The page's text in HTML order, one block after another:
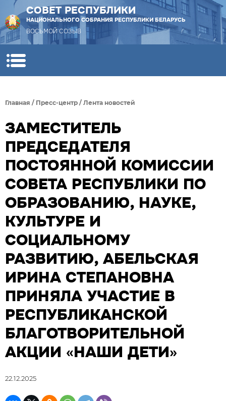
СОВЕТ РЕСПУБЛИКИ
НАЦИОНАЛЬНОГО СОБРАНИЯ РЕСПУБЛИКИ БЕЛАРУСЬ
ВОСЬМОЙ СОЗЫВ
Главная / Пресс-центр / Лента новостей
ЗАМЕСТИТЕЛЬ
ПРЕДСЕДАТЕЛЯ
ПОСТОЯННОЙ КОМИССИИ
СОВЕТА РЕСПУБЛИКИ ПО
ОБРАЗОВАНИЮ, НАУКЕ,
КУЛЬТУРЕ И
СОЦИАЛЬНОМУ
РАЗВИТИЮ, АБЕЛЬСКАЯ
ИРИНА СТЕПАНОВНА
ПРИНЯЛА УЧАСТИЕ В
РЕСПУБЛИКАНСКОЙ
БЛАГОТВОРИТЕЛЬНОЙ
АКЦИИ «НАШИ ДЕТИ»
22.12.2025